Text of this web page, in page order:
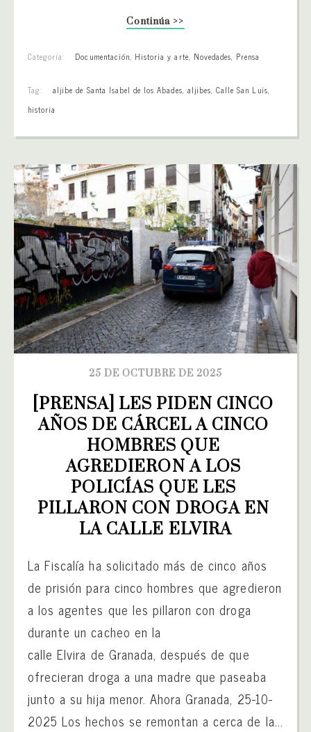
Continúa >>
Categoría: Documentación, Historia y arte, Novedades, Prensa
Tag: aljibe de Santa Isabel de los Abades, aljibes,Calle San Luis,
historia
25 DE OCTUBRE DE 2025
[PRENSA] LES PIDEN CINCO
AÑOS DE CÁRCEL A CINCO
HOMBRES QUE
AGREDIERON A LOS
POLICÍAS QUE LES
PILLARON CON DROGA EN
LA CALLE ELVIRA
La Fiscalía ha solicitado más de cinco años
de prisión para cinco hombres que agredieron
a los agentes que les pillaron con droga
durante un cacheo en la
calle Elvira de Granada, después de que
ofrecieran droga a una madre que paseaba
junto a su hija menor. Ahora Granada, 25-10-
2025 Los hechos se remontan a cerca de la...